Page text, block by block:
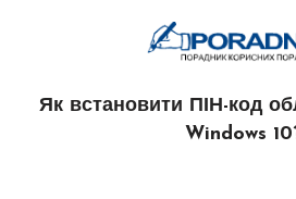
Як встановити ПІН-код
Windows